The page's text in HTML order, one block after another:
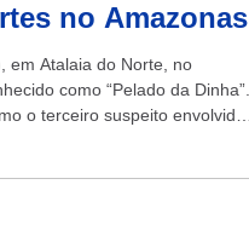
no Amazonas
em Atalaia do Norte, no
como “Pelado da Dinha”.
o terceiro suspeito envolvido